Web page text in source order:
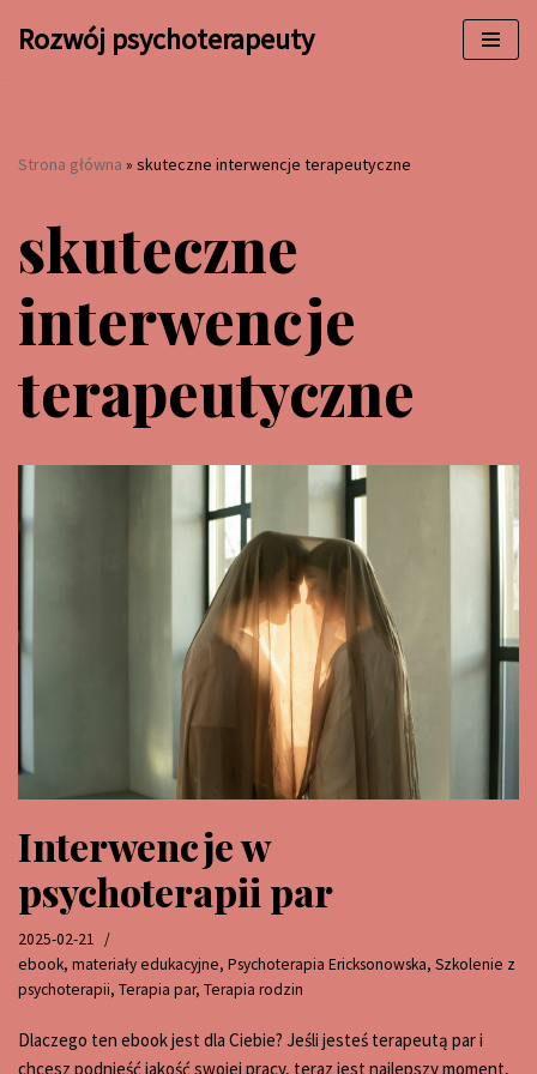
Rozwój psychoterapeuty
Strona główna » skuteczne interwencje terapeutyczne
skuteczne
interwencje
terapeutyczne
Interwencje w
psychoterapii par
2025-02-21
ebook, materiały edukacyjne, Psychoterapia Ericksonowska, Szkolenie z
psychoterapii, Terapia par, Terapia rodzin
Dlaczego ten ebook jest dla Ciebie? Jeśli jesteś terapeutą par i
chcesz podnieść jakość swojej pracy, teraz jest najlepszy moment,